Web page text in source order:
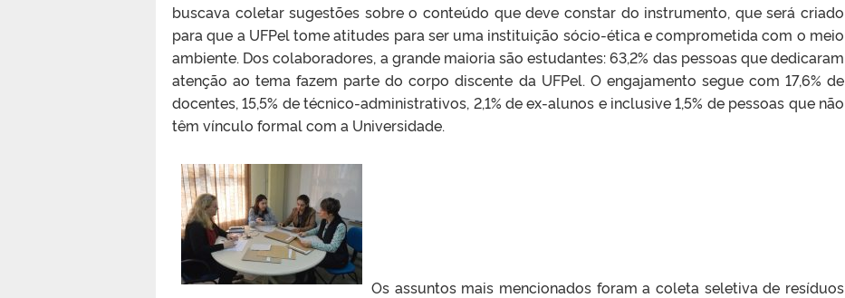
buscava coletar sugestões sobre o conteúdo que deve constar do instrumento, que será criado
para que a UFPel tome atitudes para ser uma instituição sócio-ética e comprometida com o meio
ambiente. Dos colaboradores, a grande maioria são estudantes: 63,2% das pessoas que dedicaram
atenção ao tema fazem parte do corpo discente da UFPel. O engajamento segue com 17,6% de
docentes, 15,5% de técnico-administrativos, 2,1% de ex-alunos e inclusive 1,5% de pessoas que não
têm vínculo formal com a Universidade.
Os assuntos mais mencionados foram a coleta seletiva de resíduos